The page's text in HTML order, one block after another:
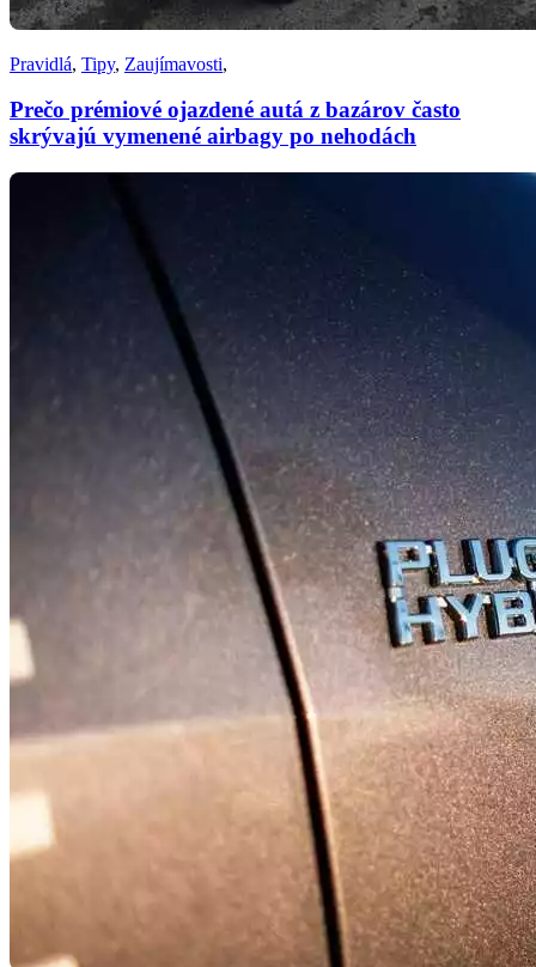
Pravidlá, Tipy, Zaujímavosti,
Prečo prémiové ojazdené autá z bazárov často
skrývajú vymenené airbagy po nehodách